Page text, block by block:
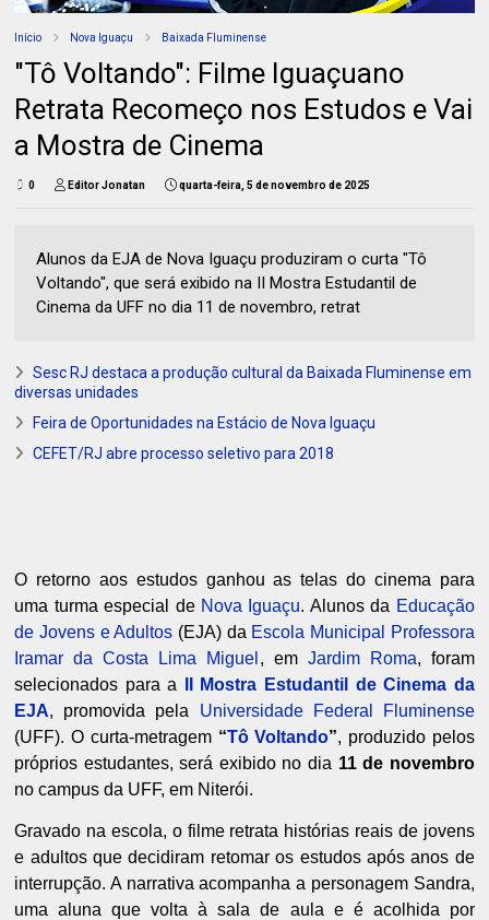
Início Nova Iguaçu Baixada Fluminense
"Tô Voltando": Filme Iguaçuano
Retrata Recomeço nos Estudos e Vai
a Mostra de Cinema
0 Editor Jonatan quarta-feira, 5 de novembro de 2025
Alunos da EJA de Nova Iguaçu produziram o curta "Tô
Voltando", que será exibido na II Mostra Estudantil de
Cinema da UFF no dia 11 de novembro, retrat
Sesc RJ destaca a produção cultural da Baixada Fluminense em
diversas unidades
Feira de Oportunidades na Estácio de Nova Iguaçu
CEFET/RJ abre processo seletivo para 2018
O retorno aos estudos ganhou as telas do cinema para
uma turma especial de Nova Iguaçu. Alunos da Educação
de Jovens e Adultos (EJA) da Escola Municipal Professora
Iramar da Costa Lima Miguel , em Jardim Roma, foram
selecionados para a
II Mostra Estudantil de Cinema da
EJA, promovida pela Universidade Federal Fluminense
(UFF). O curta-metragem “Tô Voltando”, produzido pelos
próprios estudantes, será exibido no dia 11 de novembro
no campus da UFF, em Niterói.
Gravado na escola, o filme retrata histórias reais de jovens
e adultos que decidiram retomar os estudos após anos de
interrupção. A narrativa acompanha a personagem Sandra,
uma aluna que volta à sala de aula e é acolhida por